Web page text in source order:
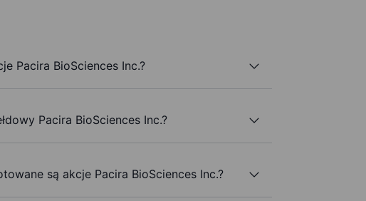
Pacira BioSciences Inc.?
Pacira BioSciences Inc.?
są akcje Pacira BioSciences Inc.?